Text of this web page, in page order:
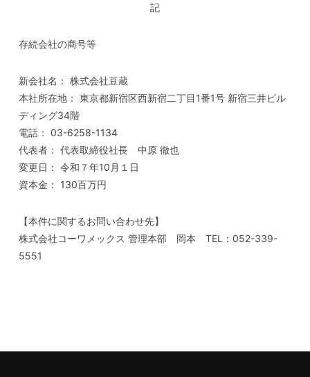
記
存続会社の商号等
新会社名： 株式会社豆蔵
本社所在地： 東京都新宿区西新宿二丁目1番1号 新宿三井ビル
ディング34階
電話： 03-6258-1134
代表者： 代表取締役社長 中原 徹也
変更日： 令和７年10月１日
資本金： 130百万円
【本件に関するお問い合わせ先】
株式会社コーワメックス 管理本部 岡本 TEL：052-339-
5551